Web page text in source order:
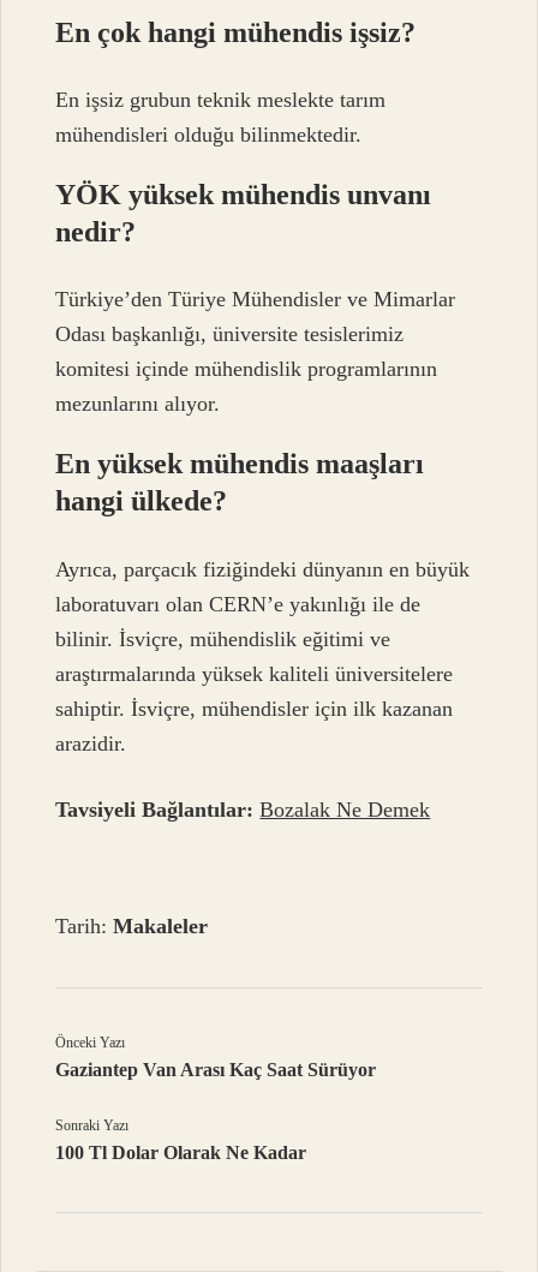
En çok hangi mühendis işsiz?
En işsiz grubun teknik meslekte tarım
mühendisleri olduğu bilinmektedir.
YÖK yüksek mühendis unvanı
nedir?
Türkiye’den Türiye Mühendisler ve Mimarlar
Odası başkanlığı, üniversite tesislerimiz
komitesi içinde mühendislik programlarının
mezunlarını alıyor.
En yüksek mühendis maaşları
hangi ülkede?
Ayrıca, parçacık fiziğindeki dünyanın en büyük
laboratuvarı olan CERN’e yakınlığı ile de
bilinir. İsviçre, mühendislik eğitimi ve
araştırmalarında yüksek kaliteli üniversitelere
sahiptir. İsviçre, mühendisler için ilk kazanan
arazidir.
Tavsiyeli Bağlantılar: Bozalak Ne Demek
Tarih:Makaleler
Önceki Yazı
Gaziantep Van Arası Kaç Saat Sürüyor
Sonraki Yazı
100 Tl Dolar Olarak Ne Kadar